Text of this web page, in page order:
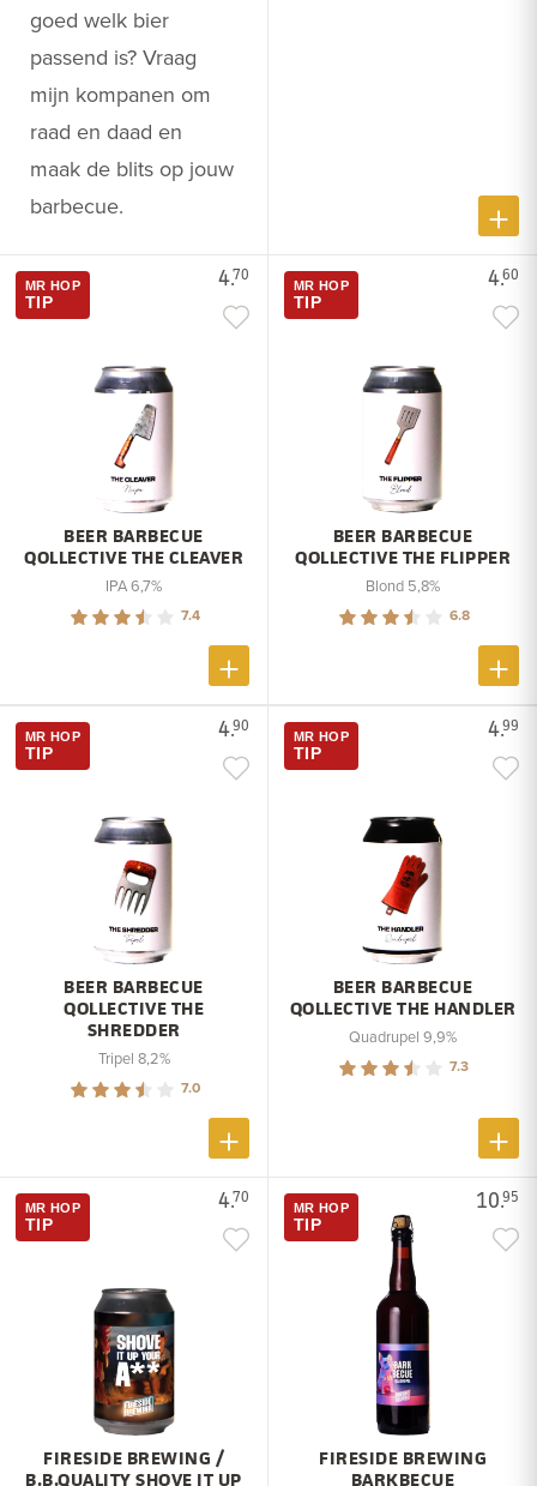
goed welk bier
passend is? Vraag
mijn kompanen om
raad en daad en
maak de blits op jouw
barbecue.
4.70
MR HOP
TIP
BEER BARBECUE
QOLLECTIVE THE CLEAVER
IPA 6,7%
7.4
4.60
MR HOP
TIP
BEER BARBECUE
QOLLECTIVE THE FLIPPER
Blond 5,8%
6.8
4.90
MR HOP
TIP
BEER BARBECUE
QOLLECTIVE THE
SHREDDER
Tripel 8,2%
7.0
4.99
MR HOP
TIP
BEER BARBECUE
QOLLECTIVE THE HANDLER
Quadrupel 9,9%
7.3
4.70
MR HOP
TIP
FIRESIDE BREWING /
B.B.QUALITY SHOVE IT UP
10.95
MR HOP
TIP
FIRESIDE BREWING
BARKBECUE